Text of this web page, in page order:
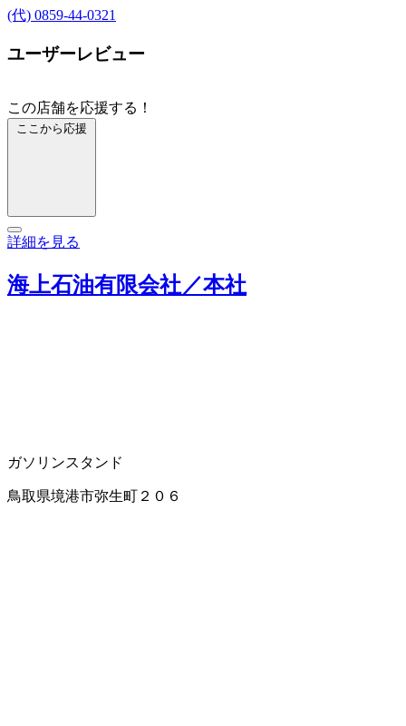
(代) 0859-44-0321
ユーザーレビュー
この店舗を応援する！
ここから応援
詳細を見る
海上石油有限会社／本社
ガソリンスタンド
鳥取県境港市弥生町２０６